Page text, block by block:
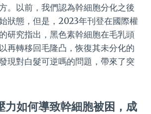
。以前，我們認為幹細胞分化之後
狀態，但是，2023年刊登在國際權
研究指出，黑色素幹細胞在毛乳頭
再轉移回毛隆凸，恢復其未分化的
現對白髮可逆嗎的問題，帶來了突
力如何導致幹細胞被困，成